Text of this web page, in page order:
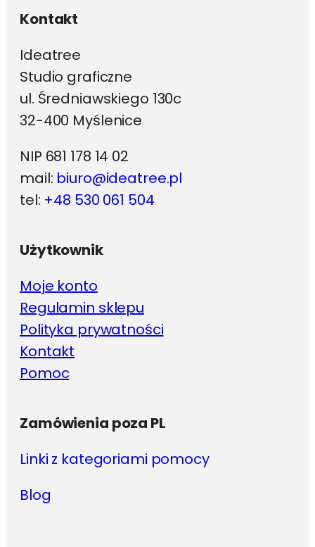
Kontakt
Ideatree
Studio graficzne
ul. Średniawskiego 130c
32-400 Myślenice
NIP 681 178 14 02
mail: biuro@ideatree.pl
tel: +48 530 061 504
Użytkownik
Moje konto
Regulamin sklepu
Polityka prywatności
Kontakt
Pomoc
Zamówienia poza PL
Linki z kategoriami pomocy
Blog